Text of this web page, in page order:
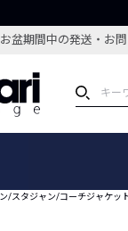
盆期間中の発送・お
す
/スタジャン/コーチジャケッ